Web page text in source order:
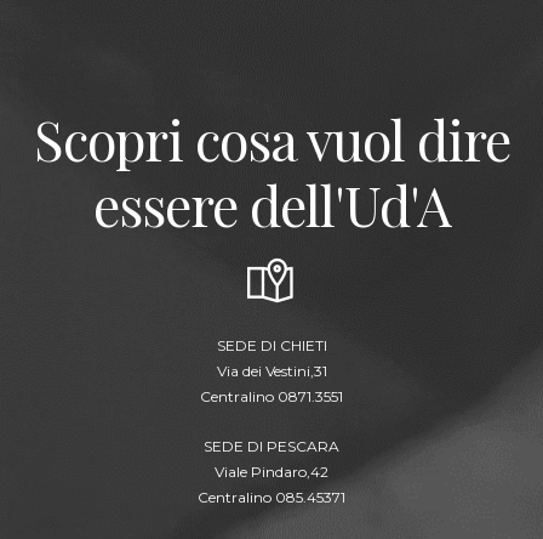
Scopri cosa vuol dire
essere dell'Ud'A
SEDE DI CHIETI
Via dei Vestini,31
Centralino 0871.3551
SEDE DI PESCARA
Viale Pindaro,42
Centralino 085.45371